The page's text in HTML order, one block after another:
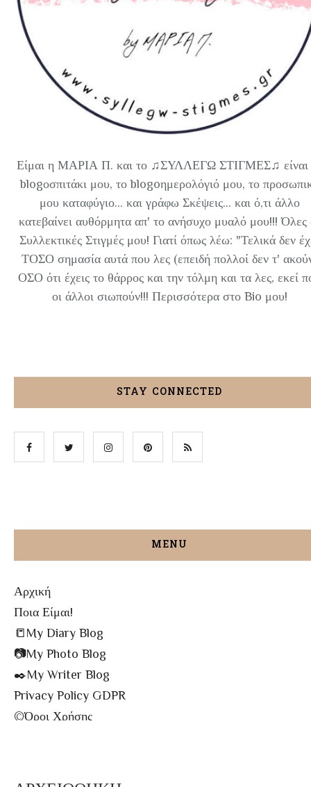
Είμαι η ΜΑΡΙΑ Π. και το ♫ΣΥΛΛΕΓΩ ΣΤΙΓΜΕΣ♫ είναι
blogοσπιτάκι μου, το blogoημερολόγιό μου, το
μου καταφύγιο... και γράφω Σκέψεις... και ό,τι άλλο
κατεβαίνει αυθόρμητα απ' το ανήσυχο μυαλό μου!!! Όλες
Συλλεκτικές Στιγμές μου! Γιατί όπως λέω: "Τελικά δεν
ΤΟΣΟ σημασία αυτά που λες (επειδή πολλοί δεν τ'
ΟΣΟ ότι έχεις το θάρρος και την τόλμη και τα λες, εκεί
οι άλλοι σιωπούν!!! Περισσότερα στο Bio μου!
STAY CONNECTED
MENU
Αρχική
Ποια Είμαι!
📒My Diary Blog
📷My Photo Blog
✒️My Writer Blog
Privacy Policy GDPR
©️Όροι Χρήσης